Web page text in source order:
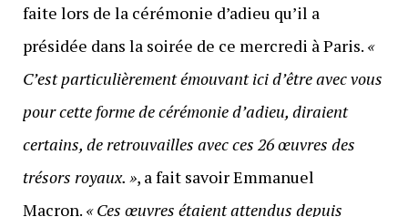
faite lors de la cérémonie d’adieu qu’il a
présidée dans la soirée de ce mercredi à Paris. «
C’est particulièrement émouvant ici d’être avec vous
pour cette forme de cérémonie d’adieu, diraient
certains, de retrouvailles avec ces 26 œuvres des
trésors royaux. », a fait savoir Emmanuel
Macron. « Ces œuvres étaient attendus depuis